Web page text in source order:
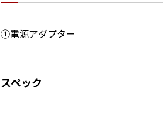
①電源アダプター
スペック